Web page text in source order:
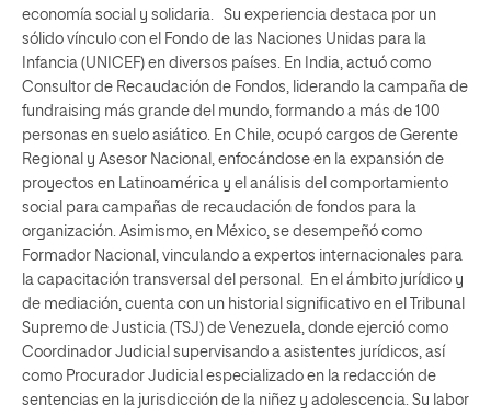
economía social y solidaria. Su experiencia destaca por un
sólido vínculo con el Fondo de las Naciones Unidas para la
Infancia (UNICEF) en diversos países. En India, actuó como
Consultor de Recaudación de Fondos, liderando la campaña de
fundraising más grande del mundo, formando a más de 100
personas en suelo asiático. En Chile, ocupó cargos de Gerente
Regional y Asesor Nacional, enfocándose en la expansión de
proyectos en Latinoamérica y el análisis del comportamiento
social para campañas de recaudación de fondos para la
organización. Asimismo, en México, se desempeñó como
Formador Nacional, vinculando a expertos internacionales para
la capacitación transversal del personal. En el ámbito jurídico y
de mediación, cuenta con un historial significativo en el Tribunal
Supremo de Justicia (TSJ) de Venezuela, donde ejerció como
Coordinador Judicial supervisando a asistentes jurídicos, así
como Procurador Judicial especializado en la redacción de
sentencias en la jurisdicción de la niñez y adolescencia. Su labor